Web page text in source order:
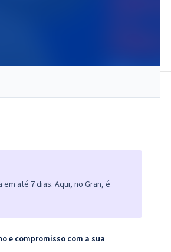
até 7 dias. Aqui, no Gran, é
e compromisso com a sua